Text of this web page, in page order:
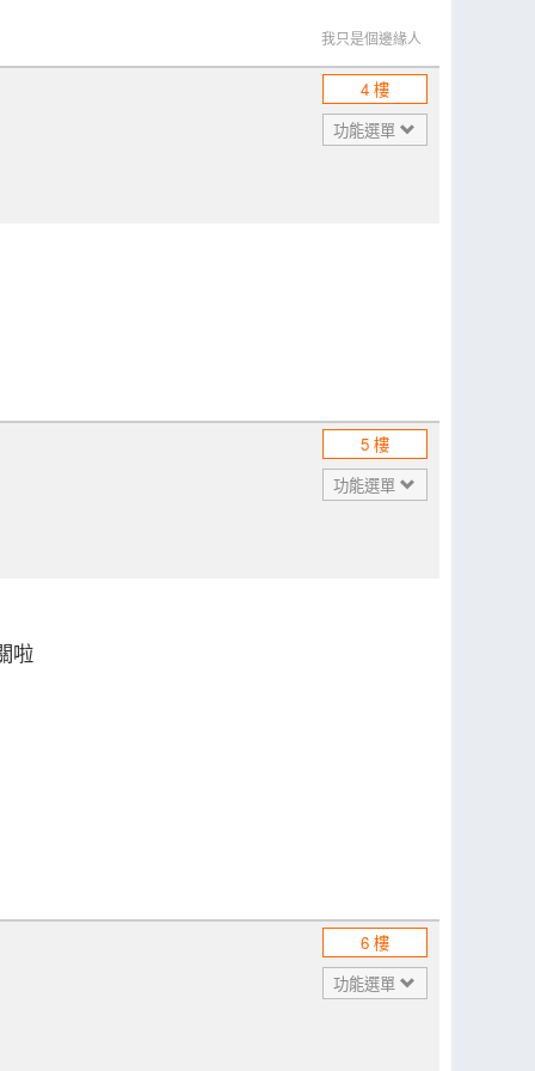
我只是個邊緣人
4 樓
功能選單
5 樓
功能選單
啦
6 樓
功能選單